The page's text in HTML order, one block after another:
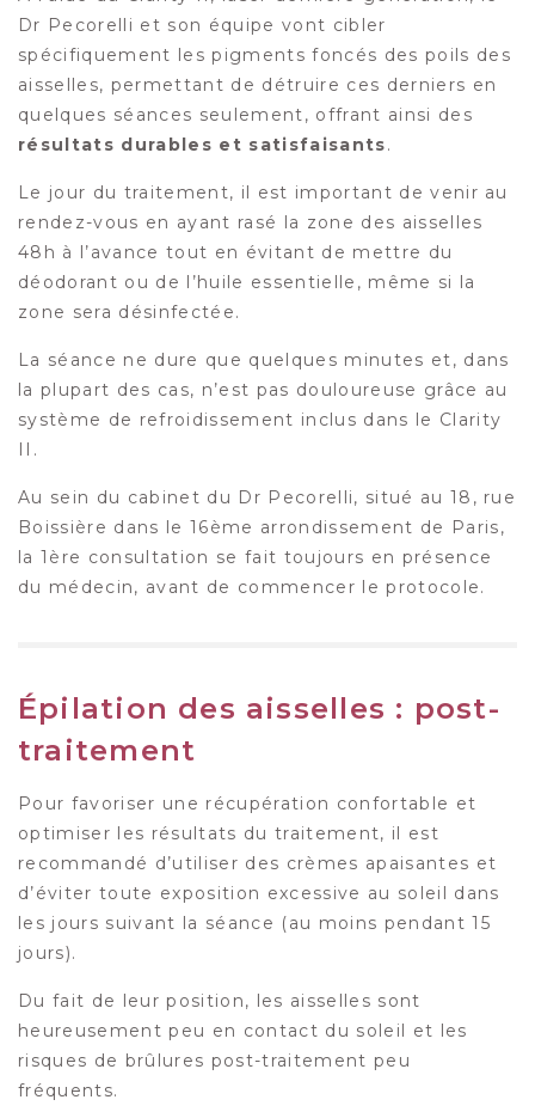
Dr Pecorelli et son équipe vont cibler
spécifiquement les pigments foncés des poils des
aisselles, permettant de détruire ces derniers en
quelques séances seulement, offrant ainsi des
résultats durables et satisfaisants.
Le jour du traitement, il est important de venir au
rendez-vous en ayant rasé la zone des aisselles
48h à l’avance tout en évitant de mettre du
déodorant ou de l’huile essentielle, même si la
zone sera désinfectée.
La séance ne dure que quelques minutes et, dans
la plupart des cas, n’est pas douloureuse grâce au
système de refroidissement inclus dans le Clarity
II.
Au sein du cabinet du Dr Pecorelli, situé au 18, rue
Boissière dans le 16ème arrondissement de Paris,
la 1ère consultation se fait toujours en présence
du médecin, avant de commencer le protocole.
Épilation des aisselles : post-
traitement
Pour favoriser une récupération confortable et
optimiser les résultats du traitement, il est
recommandé d’utiliser des crèmes apaisantes et
d’éviter toute exposition excessive au soleil dans
les jours suivant la séance (au moins pendant 15
jours).
Du fait de leur position, les aisselles sont
heureusement peu en contact du soleil et les
risques de brûlures post-traitement peu
fréquents.